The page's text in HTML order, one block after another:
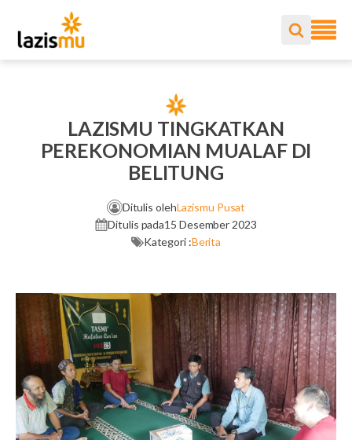
LAZISMU TINGKATKAN
PEREKONOMIAN MUALAF DI
BELITUNG
Ditulis olehLazismu Pusat
Ditulis pada15 Desember 2023
Kategori :Berita